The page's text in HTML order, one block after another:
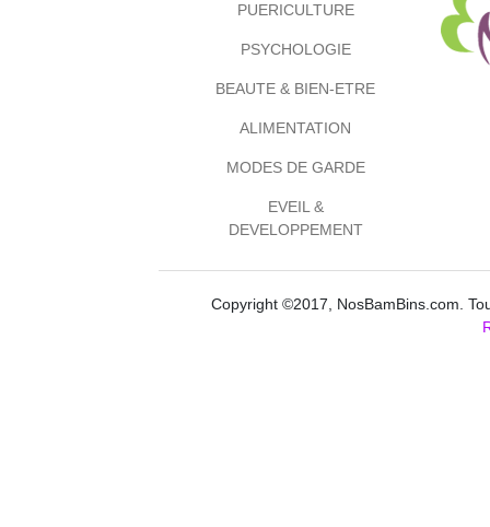
PUERICULTURE
PSYCHOLOGIE
BEAUTE & BIEN-ETRE
ALIMENTATION
MODES DE GARDE
EVEIL &
DEVELOPPEMENT
Copyright ©2017, NosBamBins.com.